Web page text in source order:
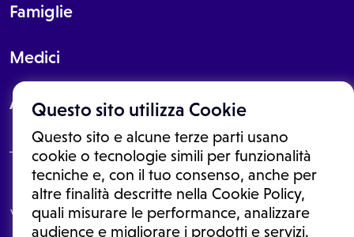
Questo sito utilizza Cookie
Questo sito e alcune terze parti usano
cookie o tecnologie simili per funzionalità
tecniche e, con il tuo consenso, anche per
altre finalità descritte nella Cookie Policy,
quali misurare le performance, analizzare
audience e migliorare i prodotti e servizi.
Famiglie
Medici
About
Le informazioni proposte in questo sito non sono un consulto medico.
In nessun caso, queste informazioni sostituiscono un consulto, una
visita o una diagnosi formulata dal medico. Non si devono considerare
le informazioni disponibili come suggerimenti per la formulazione di